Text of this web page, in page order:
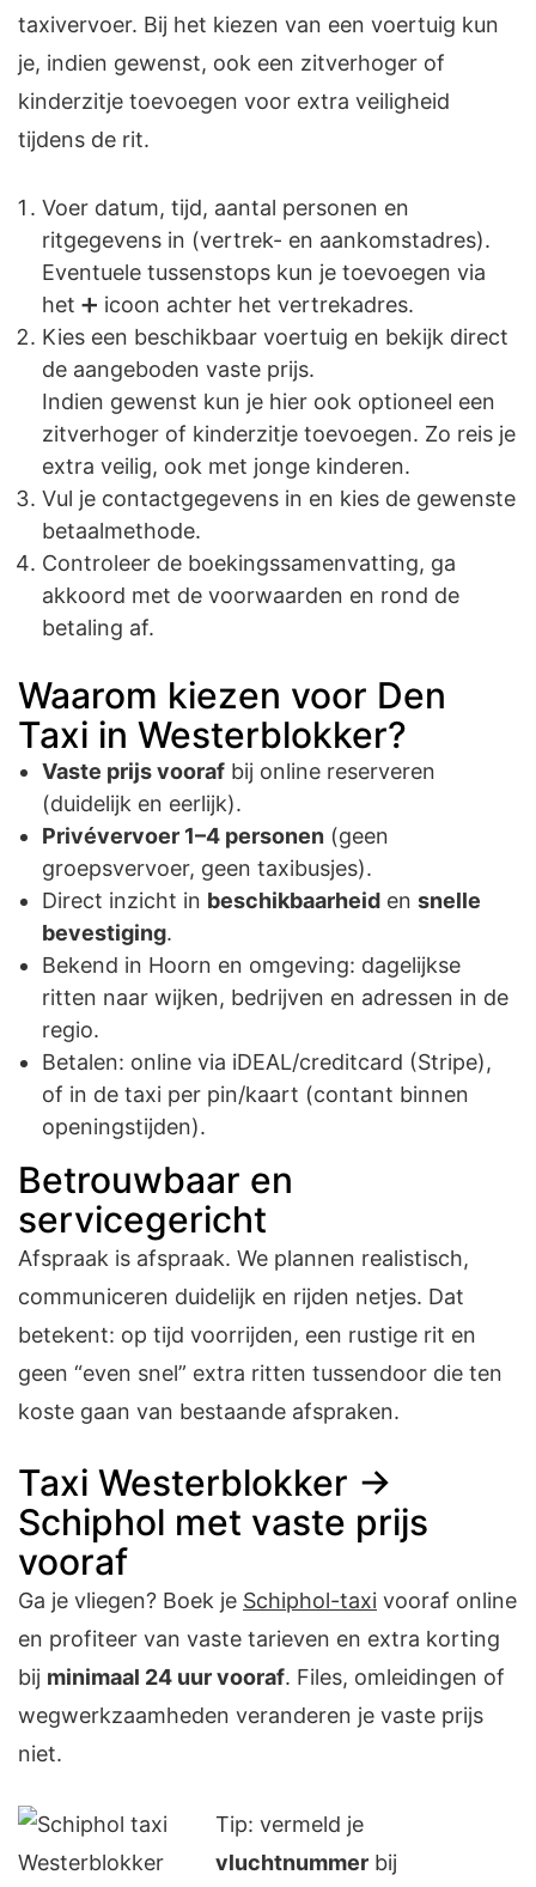
taxivervoer. Bij het kiezen van een voertuig kun
je, indien gewenst, ook een zitverhoger of
kinderzitje toevoegen voor extra veiligheid
tijdens de rit.
Voer datum, tijd, aantal personen en
ritgegevens in (vertrek- en aankomstadres).
Eventuele tussenstops kun je toevoegen via
het ➕ icoon achter het vertrekadres.
Kies een beschikbaar voertuig en bekijk direct
de aangeboden vaste prijs.
Indien gewenst kun je hier ook optioneel een
zitverhoger of kinderzitje toevoegen. Zo reis je
extra veilig, ook met jonge kinderen.
Vul je contactgegevens in en kies de gewenste
betaalmethode.
Controleer de boekingssamenvatting, ga
akkoord met de voorwaarden en rond de
betaling af.
Waarom kiezen voor Den
Taxi in Westerblokker?
Vaste prijs vooraf bij online reserveren
(duidelijk en eerlijk).
Privévervoer 1–4 personen (geen
groepsvervoer, geen taxibusjes).
Direct inzicht in beschikbaarheid en snelle
bevestiging.
Bekend in Hoorn en omgeving: dagelijkse
ritten naar wijken, bedrijven en adressen in de
regio.
Betalen: online via iDEAL/creditcard (Stripe),
of in de taxi per pin/kaart (contant binnen
openingstijden).
Betrouwbaar en
servicegericht
Afspraak is afspraak. We plannen realistisch,
communiceren duidelijk en rijden netjes. Dat
betekent: op tijd voorrijden, een rustige rit en
geen “even snel” extra ritten tussendoor die ten
koste gaan van bestaande afspraken.
Taxi Westerblokker →
Schiphol met vaste prijs
vooraf
Ga je vliegen? Boek je Schiphol-taxi vooraf online
en profiteer van vaste tarieven en extra korting
bij minimaal 24 uur vooraf. Files, omleidingen of
wegwerkzaamheden veranderen je vaste prijs
niet.
Tip: vermeld je
vluchtnummer bij